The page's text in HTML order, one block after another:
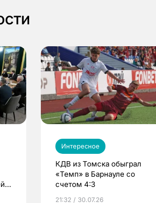
Интересное
КДВ из Томска обыграл
«Темп» в Барнауле со
счетом 4:3
21:32 / 30.07.26